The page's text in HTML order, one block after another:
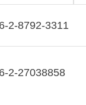
2-8792-3311
2-27038858